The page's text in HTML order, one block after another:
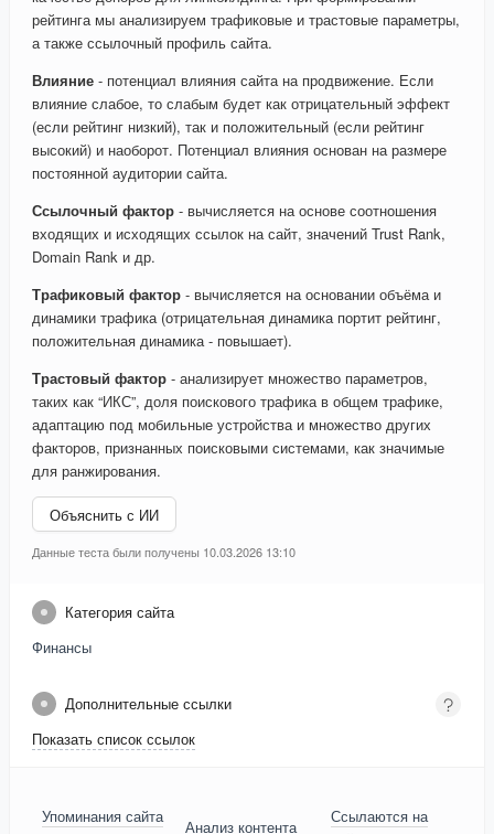
рейтинга мы анализируем трафиковые и трастовые параметры,
а также ссылочный профиль сайта.
Влияние - потенциал влияния сайта на продвижение. Если
влияние слабое, то слабым будет как отрицательный эффект
(если рейтинг низкий), так и положительный (если рейтинг
высокий) и наоборот. Потенциал влияния основан на размере
постоянной аудитории сайта.
Ссылочный фактор - вычисляется на основе соотношения
входящих и исходящих ссылок на сайт, значений Trust Rank,
Domain Rank и др.
Трафиковый фактор - вычисляется на основании объёма и
динамики трафика (отрицательная динамика портит рейтинг,
положительная динамика - повышает).
Трастовый фактор - анализирует множество параметров,
таких как “ИКС”, доля поискового трафика в общем трафике,
адаптацию под мобильные устройства и множество других
факторов, признанных поисковыми системами, как значимые
для ранжирования.
Объяснить с ИИ
Данные теста были получены 10.03.2026 13:10
Категория сайта
Финансы
Дополнительные ссылки
Показать список ссылок
Упоминания сайта
Анализ контента
Ссылаются на